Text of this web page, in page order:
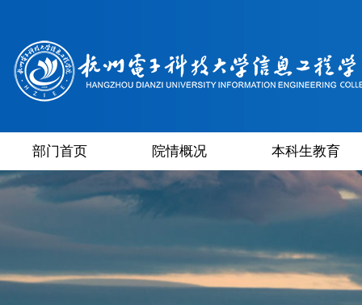
部门首页 院情概况 本科生教育